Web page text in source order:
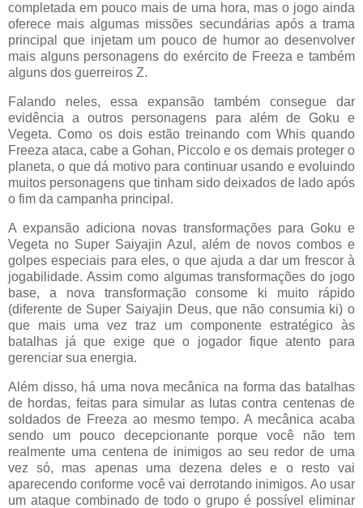
completada em pouco mais de uma hora, mas o jogo ainda
oferece mais algumas missões secundárias após a trama
principal que injetam um pouco de humor ao desenvolver
mais alguns personagens do exército de Freeza e também
alguns dos guerreiros Z.
Falando neles, essa expansão também consegue dar
evidência a outros personagens para além de Goku e
Vegeta. Como os dois estão treinando com Whis quando
Freeza ataca, cabe a Gohan, Piccolo e os demais proteger o
planeta, o que dá motivo para continuar usando e evoluindo
muitos personagens que tinham sido deixados de lado após
o fim da campanha principal.
A expansão adiciona novas transformações para Goku e
Vegeta no Super Saiyajin Azul, além de novos combos e
golpes especiais para eles, o que ajuda a dar um frescor à
jogabilidade. Assim como algumas transformações do jogo
base, a nova transformação consome ki muito rápido
(diferente de Super Saiyajin Deus, que não consumia ki) o
que mais uma vez traz um componente estratégico às
batalhas já que exige que o jogador fique atento para
gerenciar sua energia.
Além disso, há uma nova mecânica na forma das batalhas
de hordas, feitas para simular as lutas contra centenas de
soldados de Freeza ao mesmo tempo. A mecânica acaba
sendo um pouco decepcionante porque você não tem
realmente uma centena de inimigos ao seu redor de uma
vez só, mas apenas uma dezena deles e o resto vai
aparecendo conforme você vai derrotando inimigos. Ao usar
um ataque combinado de todo o grupo é possível eliminar